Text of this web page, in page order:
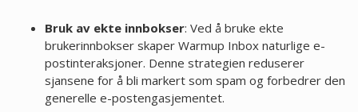
Bruk av ekte innbokser: Ved å bruke ekte
brukerinnbokser skaper Warmup Inbox naturlige e-
postinteraksjoner. Denne strategien reduserer
sjansene for å bli markert som spam og forbedrer den
generelle e-postengasjementet.